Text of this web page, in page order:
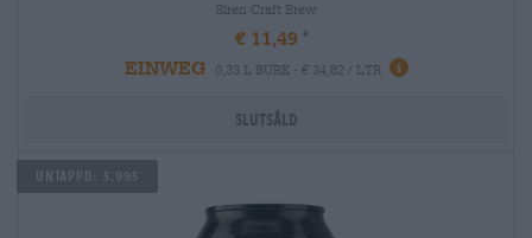
Siren Craft Brew
€ 11,49
EINWEG
0,33 L BURK - € 34,82 / LTR
Slutsåld
Untappd: 3,993